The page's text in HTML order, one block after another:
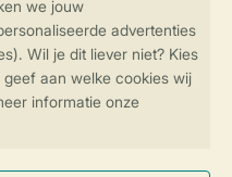
gegevens &